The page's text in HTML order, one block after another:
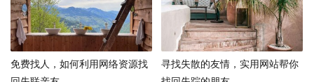
免费找人，如何利用网络资源找
寻找失散的友情，实用网站帮你